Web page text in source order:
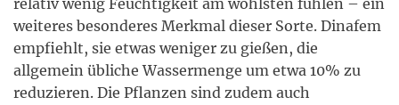
relativ wenig Feuchtigkeit am wohlsten fühlen – ein
weiteres besonderes Merkmal dieser Sorte. Dinafem
empfiehlt, sie etwas weniger zu gießen, die
allgemein übliche Wassermenge um etwa 10% zu
reduzieren. Die Pflanzen sind zudem auch